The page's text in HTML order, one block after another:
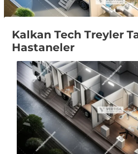
Kalkan Tech Treyler
Hastaneler